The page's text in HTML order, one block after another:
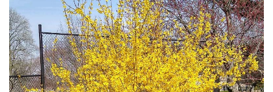
Інформація
Про розсадник
Корисна інформація